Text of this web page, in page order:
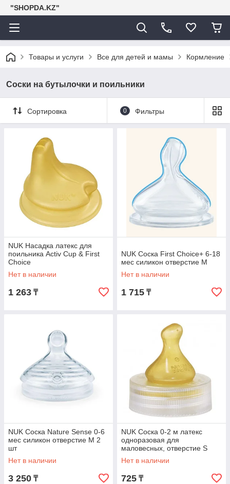
"SHOPDA.KZ"
Товары и услуги Все для детей и мамы Кормление
Соски на бутылочки и поильники
Сортировка 0 Фильтры
NUK Насадка латекс для
поильника Activ Cup & First
Choice
Нет в наличии
1 263 ₸
NUK Соска First Choice+ 6-18
мес силикон отверстие M
Нет в наличии
1 715 ₸
NUK Соска Nature Sense 0-6
мес силикон отверстие M 2
шт
Нет в наличии
3 250 ₸
NUK Соска 0-2 м латекс
одноразовая для
маловесных, отверстие S
Нет в наличии
725 ₸